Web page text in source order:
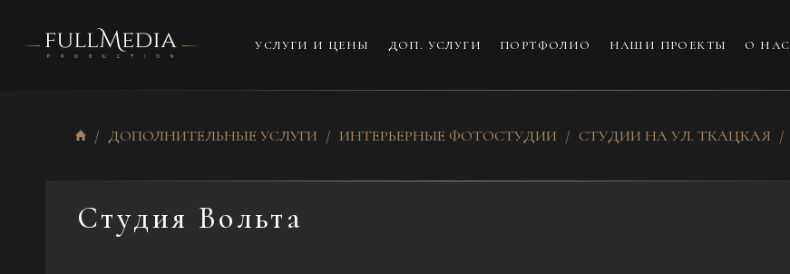
УСЛУГИ И ЦЕНЫ ДОП. УСЛУГИ ПОРТФОЛИО НАШИ ПРОЕКТЫ О НАС
ДОПОЛНИТЕЛЬНЫЕ УСЛУГИ ИНТЕРЬЕРНЫЕ ФОТОСТУДИИ СТУДИИ НА УЛ. ТКАЦКАЯ
Студия Вольта